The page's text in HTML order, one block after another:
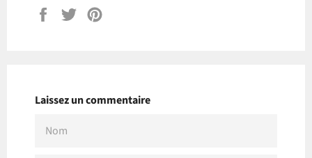
PartagerTweeter
Laissez un commentaire